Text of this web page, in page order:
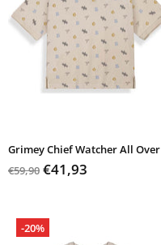
Grimey Chief Watcher All Over
€59,90 €41,93
-20%